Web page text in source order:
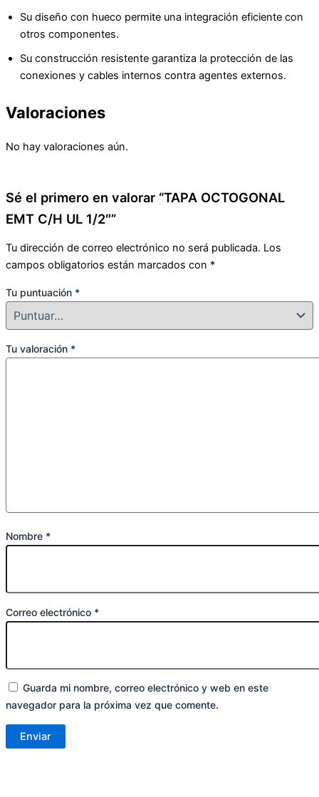
Su diseño con hueco permite una integración eficiente con
otros componentes.
Su construcción resistente garantiza la protección de las
conexiones y cables internos contra agentes externos.
Valoraciones
No hay valoraciones aún.
Sé el primero en valorar “TAPA OCTOGONAL
EMT C/H UL 1/2″”
Tu dirección de correo electrónico no será publicada. Los
campos obligatorios están marcados con *
Tu puntuación *
Tu valoración *
Nombre *
Correo electrónico *
Guarda mi nombre, correo electrónico y web en este
navegador para la próxima vez que comente.